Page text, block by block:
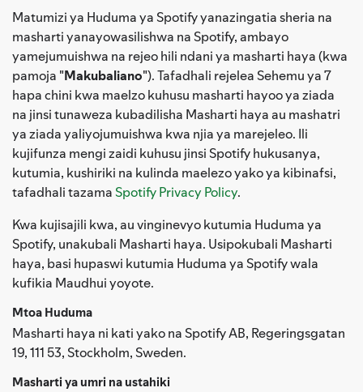
Matumizi ya Huduma ya Spotify yanazingatia sheria na
masharti yanayowasilishwa na Spotify, ambayo
yamejumuishwa na rejeo hili ndani ya masharti haya (kwa
pamoja "Makubaliano"). Tafadhali rejelea Sehemu ya 7
hapa chini kwa maelzo kuhusu masharti hayoo ya ziada
na jinsi tunaweza kubadilisha Masharti haya au mashatri
ya ziada yaliyojumuishwa kwa njia ya marejeleo. Ili
kujifunza mengi zaidi kuhusu jinsi Spotify hukusanya,
kutumia, kushiriki na kulinda maelezo yako ya kibinafsi,
tafadhali tazama Spotify Privacy Policy.
Kwa kujisajili kwa, au vinginevyo kutumia Huduma ya
Spotify, unakubali Masharti haya. Usipokubali Masharti
haya, basi hupaswi kutumia Huduma ya Spotify wala
kufikia Maudhui yoyote.
Mtoa Huduma
Masharti haya ni kati yako na Spotify AB, Regeringsgatan
19, 111 53, Stockholm, Sweden.
Masharti ya umri na ustahiki